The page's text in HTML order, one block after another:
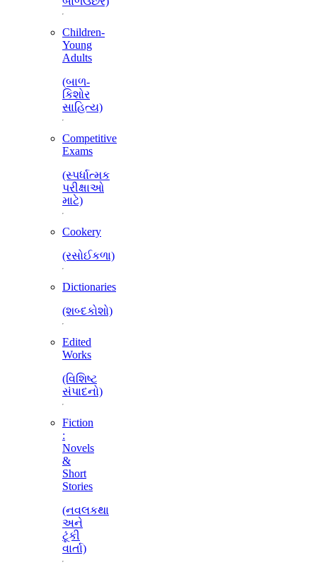
Children-
Young
Adults
(બાળ-
કિશોર
સાહિત્ય)
Competitive
Exams
(સ્પર્ધાત્મક
પરીક્ષાઓ
માટે)
Cookery
(રસોઈકળા)
Dictionaries
(શબ્દકોશો)
Edited
Works
(વિશિષ્ટ
સંપાદનો)
Fiction
:
Novels
&
Short
Stories
(નવલકથા
અને
ટૂંકી
વાર્તા)